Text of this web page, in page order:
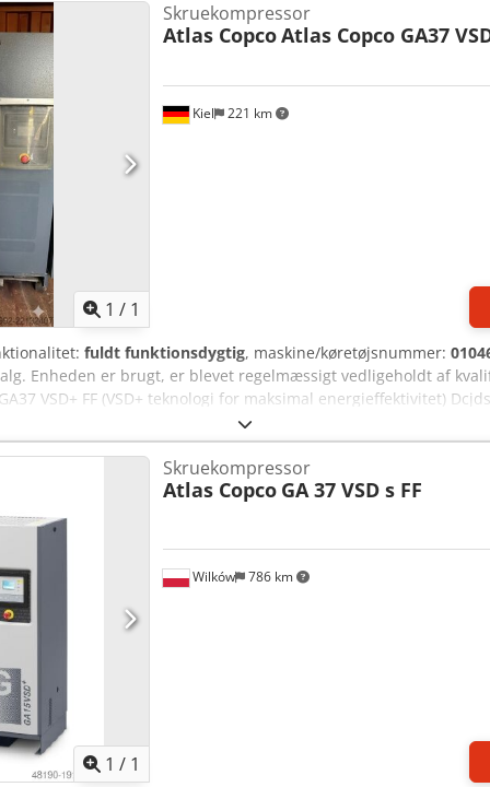
1 / 1
Kiel 221 km
Skruekompressor
Atlas CopcoAtlas Copco GA37
fuldt funktionsdygtig, maskine/køretøjsnummer:
Enheden er brugt, er blevet regelmæssigt vedligeholdt af
VSD+ FF (VSD+ teknologi for maksimal energieffektivitet)
til øjeblikkelig brug. Kompressoren kan efter forudgående
1 / 1
Wilków 786 km
Skruekompressor
Atlas Copco GA 37 VSD s FF